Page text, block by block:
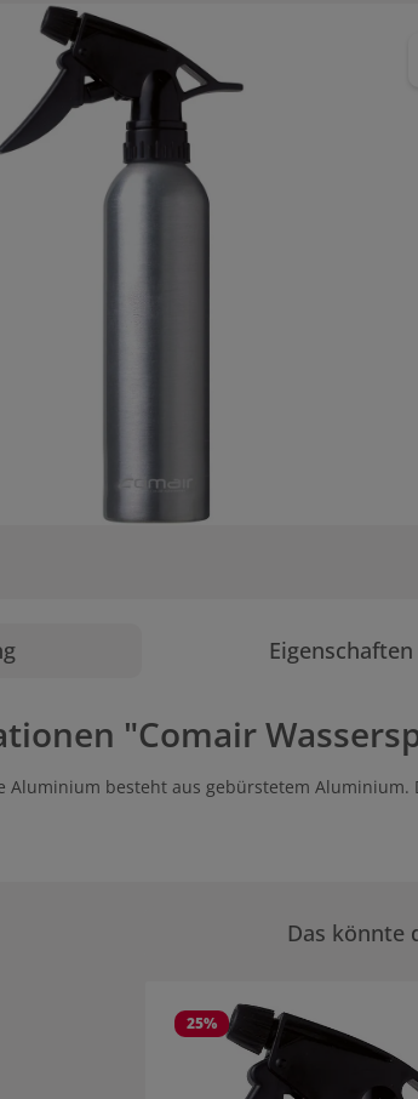
Eigenschaften
"Comair
Aluminium besteht aus gebürstetem
Das könnte
25%